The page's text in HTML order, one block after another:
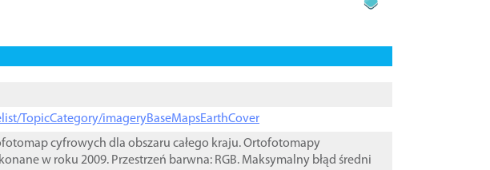
TopicCategory/imageryBaseMapsEarthCover
cyfrowych dla obszaru całego kraju. Ortofotomapy
w roku 2009. Przestrzeń barwna: RGB. Maksymalny błąd średni